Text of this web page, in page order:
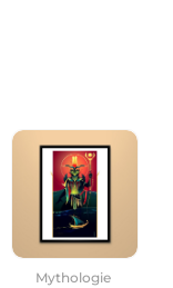
Mythologie